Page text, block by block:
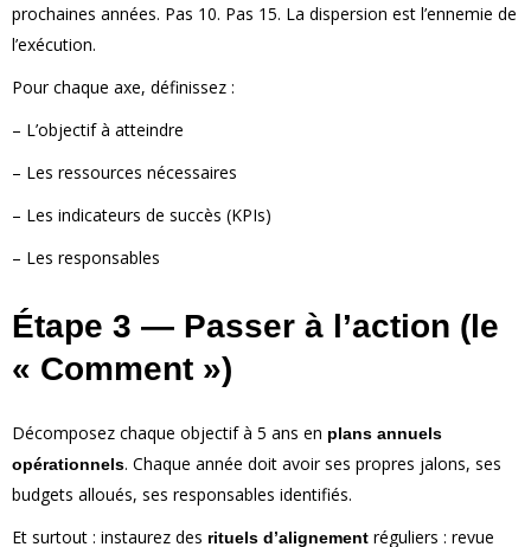
prochaines années. Pas 10. Pas 15. La dispersion est l’ennemie de
l’exécution.
Pour chaque axe, définissez :
– L’objectif à atteindre
– Les ressources nécessaires
– Les indicateurs de succès (KPIs)
– Les responsables
Étape 3 — Passer à l’action (le
« Comment »)
Décomposez chaque objectif à 5 ans en plans annuels
opérationnels. Chaque année doit avoir ses propres jalons, ses
budgets alloués, ses responsables identifiés.
Et surtout : instaurez des rituels d’alignement réguliers : revue